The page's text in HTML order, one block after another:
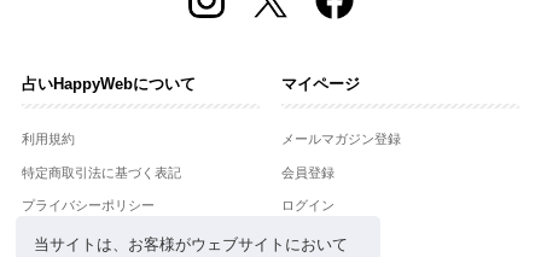
当サイトは、お客様がウェブサイトにおいて
占いHappyWebについて
利用規約
特定商取引法に基づく表記
プライバシーポリシー
運営会社
マイページ
メールマガジン登録
会員登録
ログイン